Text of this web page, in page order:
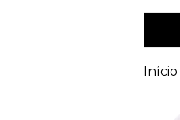
Início